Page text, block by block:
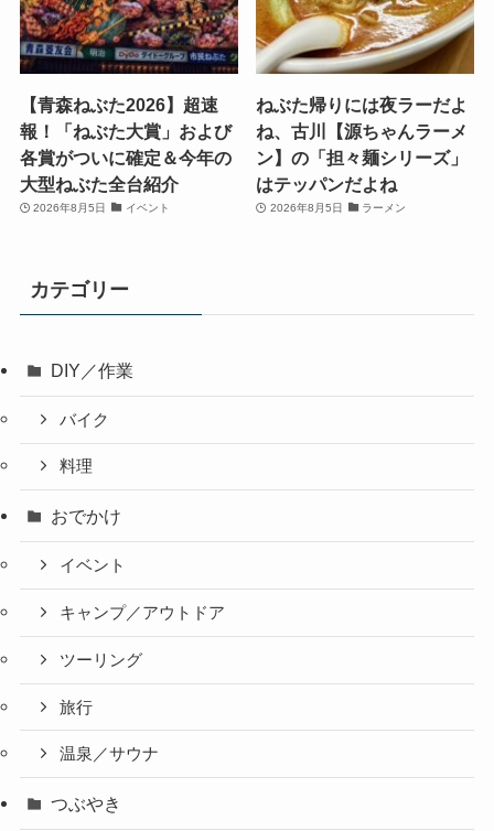
【青森ねぶた2026】超速
報！「ねぶた大賞」および
各賞がついに確定＆今年の
大型ねぶた全台紹介
2026年8月5日 イベント
ねぶた帰りには夜ラーだよ
ね、古川【源ちゃんラーメ
ン】の「担々麺シリーズ」
はテッパンだよね
2026年8月5日 ラーメン
カテゴリー
DIY／作業
バイク
料理
おでかけ
イベント
キャンプ／アウトドア
ツーリング
旅行
温泉／サウナ
つぶやき